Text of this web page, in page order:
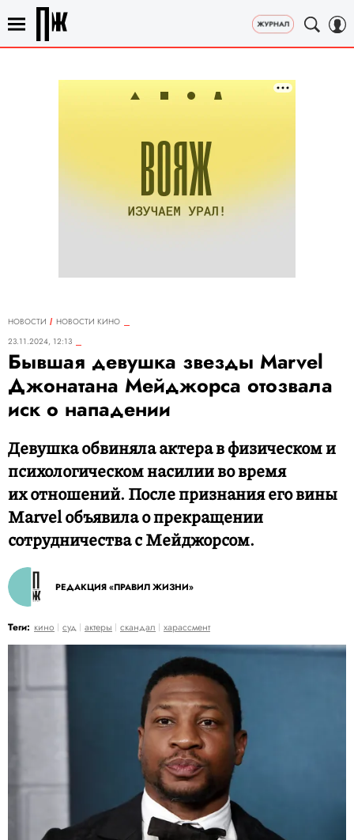
НОВОСТИ
НОВОСТИ КИНО
23.11.2024, 12:13
Бывшая девушка звезды Marvel
Джонатана Мейджорса отозвала
иск о нападении
Девушка обвиняла актера в физическом и
психологическом насилии во время
их отношений. После признания его вины
Marvel объявила о прекращении
сотрудничества с Мейджорсом.
РЕДАКЦИЯ «ПРАВИЛ ЖИЗНИ»
Теги: кино суд актеры скандал харассмент